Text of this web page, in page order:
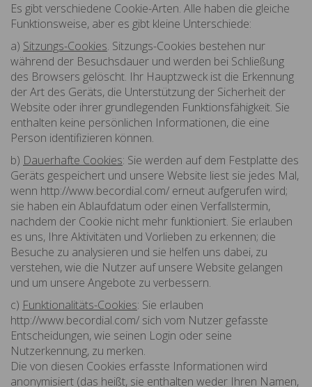
Es gibt verschiedene Cookie-Arten. Alle haben die gleiche
Funktionsweise, aber es gibt kleine Unterschiede:
a) Sitzungs-Cookies. Sitzungs-Cookies bestehen nur
während der Besuchsdauer und werden bei Schließung
des Browsers gelöscht. Ihr Hauptzweck ist die Erkennung
der Art des Geräts, die Unterstützung der Sicherheit der
Website oder ihrer grundlegenden Funktionsfähigkeit. Sie
enthalten keine persönlichen Informationen, die eine
Person identifizieren können.
b) Dauerhafte Cookies: Sie werden auf dem Festplatte des
Geräts gespeichert und unsere Website liest sie jedes Mal,
wenn http://www.becordial.com/ erneut aufgerufen wird;
sie haben ein Ablaufdatum oder einen Verfallstermin,
nachdem der Cookie nicht mehr funktioniert. Sie erlauben
es uns, Ihre Aktivitäten und Vorlieben zu erkennen; die
Besuche zu analysieren und sie helfen uns dabei, zu
verstehen, wie die Nutzer auf unsere Website gelangen
und um unsere Angebote zu verbessern.
c) Funktionalitäts-Cookies: Sie erlauben
http://www.becordial.com/ sich vom Nutzer gefasste
Entscheidungen, wie seinen Login oder seine
Nutzerkennung, zu merken.
Die von diesen Cookies erfasste Informationen wird
anonymisiert (das heißt, sie enthalten weder Ihren Namen,